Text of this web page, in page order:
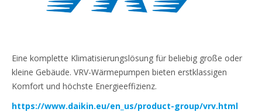
Eine komplette Klimatisierungslösung für beliebig große oder
kleine Gebäude. VRV-Wärmepumpen bieten erstklassigen
Komfort und höchste Energieeffizienz.
https://www.daikin.eu/en_us/product-group/vrv.html